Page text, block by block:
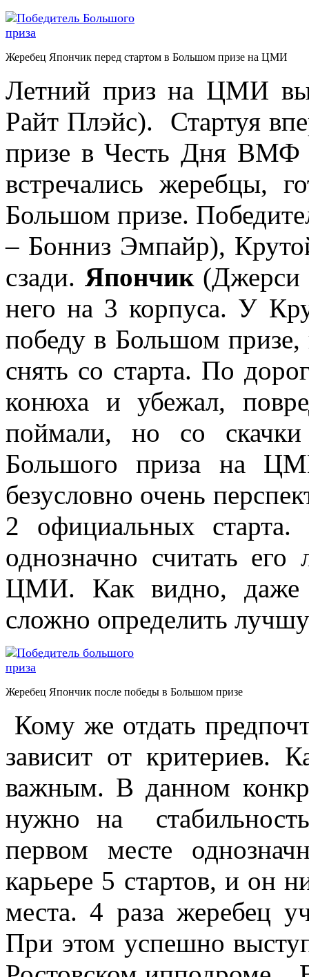
Жеребец Япончик перед стартом в Большом призе на ЦМИ
Летний приз на ЦМИ
Райт Плэйс). Стартуя
призе в Честь Дня ВМФ
встречались жеребцы,
Большом призе.
– Бонниз Эмпайр),
сзади. Япончик(Джерси
него на 3 корпуса. У
победу в Большом
снять со старта. По
конюха и убежал,
поймали, но со
Большого приза на
безусловно очень
2 официальных
однозначно считать
ЦМИ. Как видно, даже
сложно определить
Жеребец Япончик после победы в Большом призе
Кому же отдать
зависит от критериев.
важным. В данном
нужно на
первом месте
карьере 5 стартов, и он
места. 4 раза жеребец
При этом успешно